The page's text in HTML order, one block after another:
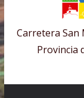
Carretera San
Provincia